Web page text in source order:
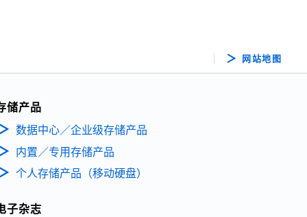
网站地图
储产品
数据中心／企业级存储产品
内置／专用存储产品
个人存储产品（移动硬盘）
子杂志